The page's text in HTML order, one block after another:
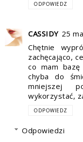
ODPOWIEDZ
CASSIDY 25
Chętnie
zachęcająco,
co mam
chyba do
mniejszej
wykorzystać,
ODPOWIEDZ
Odpowiedzi